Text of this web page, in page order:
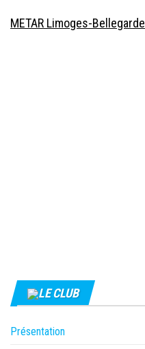
METAR Limoges-Bellegarde
LE CLUB
Présentation